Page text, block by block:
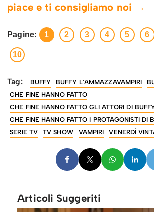
piace e ti consigliamo noi →
Pagine: 1 2 3 4 5 6
10
Tag: BUFFY BUFFY L'AMMAZZAVAMPIRI
CHE FINE HANNO FATTO
CHE FINE HANNO FATTO GLI ATTORI DI
CHE FINE HANNO FATTO I PROTAGONISTI DI
SERIE TV
TV SHOW VAMPIRI VENERDÌ
Articoli Suggeriti